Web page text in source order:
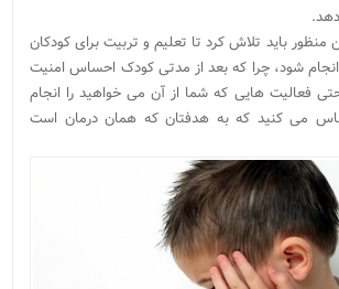
منظور باید تلاش کرد تا تعلیم و تربیت برای کودکان
شود، چرا که بعد از مدتی کودک احساس امنیت
فعالیت هایی که شما از آن می خواهید را انجام
می کنید که به هدفتان که همان درمان است